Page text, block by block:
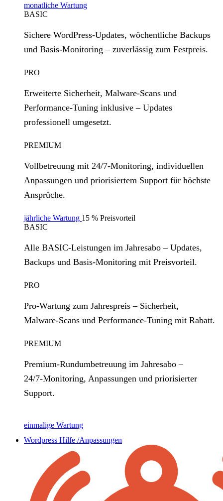
monatliche Wartung
BASIC
Sichere WordPress‑Updates, wöchentliche Backups
und Basis‑Monitoring – zuverlässig zum Festpreis.
PRO
Erweiterte Sicherheit, Malware‑Scans und
Performance‑Tuning inklusive – Updates
professionell umgesetzt.
PREMIUM
Vollbetreuung mit 24/7‑Monitoring, individuellen
Anpassungen und priorisiertem Support für höchste
Ansprüche.
jährliche Wartung 15 % Preisvorteil
BASIC
Alle BASIC‑Leistungen im Jahresabo – Updates,
Backups und Basis‑Monitoring mit Preisvorteil.
PRO
Pro‑Wartung zum Jahrespreis – Sicherheit,
Malware‑Scans und Performance‑Tuning mit Rabatt.
PREMIUM
Premium‑Rundumbetreuung im Jahresabo –
24/7‑Monitoring, Anpassungen und priorisierter
Support.
einmalige Wartung
Wordpress Hilfe /Anpassungen